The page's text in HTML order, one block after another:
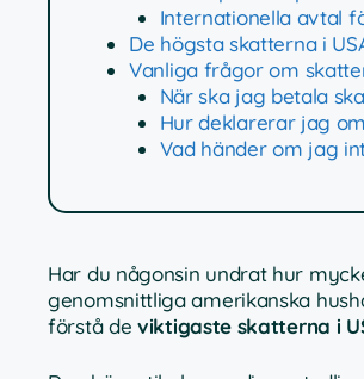
Internationella avtal
De högsta skatterna i
Vanliga frågor om
När ska jag betala
Hur deklarerar jag
Vad händer om jag
Har du någonsin undrat hur
genomsnittliga amerikanska
förstå de viktigaste skatterna i